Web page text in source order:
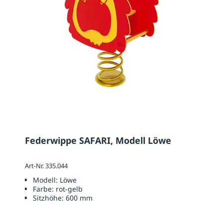
Federwippe SAFARI, Modell Löwe
Art-Nr. 335.044
Modell: Löwe
Farbe: rot-gelb
Sitzhöhe: 600 mm